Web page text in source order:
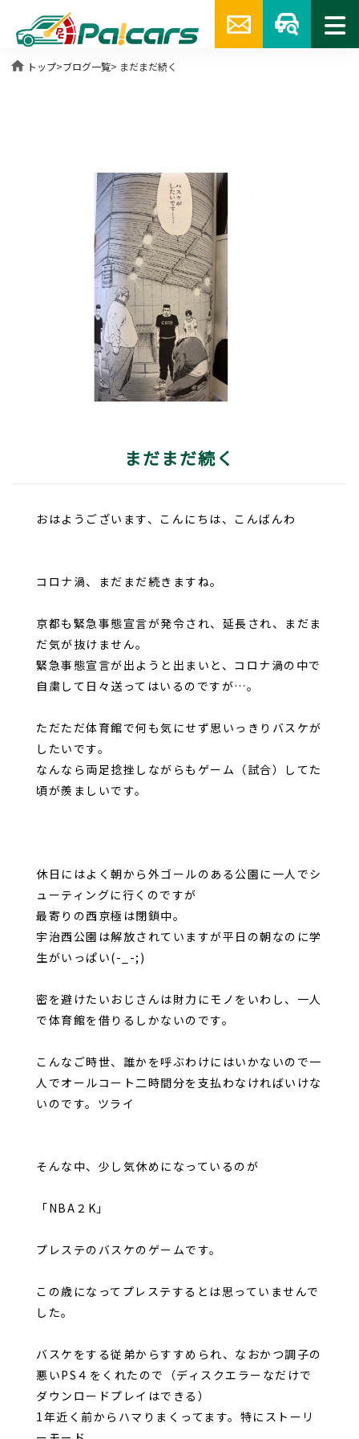
home トップ>ブログ一覧> まだまだ続く
まだまだ続く
おはようございます、こんにちは、こんばんわ
コロナ渦、まだまだ続きますね。
京都も緊急事態宣言が発令され、延長され、まだま
だ気が抜けません。
緊急事態宣言が出ようと出まいと、コロナ渦の中で
自粛して日々送ってはいるのですが…。
ただただ体育館で何も気にせず思いっきりバスケが
したいです。
なんなら両足捻挫しながらもゲーム（試合）してた
頃が羨ましいです。
休日にはよく朝から外ゴールのある公園に一人でシ
ューティングに行くのですが
最寄りの西京極は閉鎖中。
宇治西公園は解放されていますが平日の朝なのに学
生がいっぱい(-_-;)
密を避けたいおじさんは財力にモノをいわし、一人
で体育館を借りるしかないのです。
こんなご時世、誰かを呼ぶわけにはいかないので一
人でオールコート二時間分を支払わなければいけな
いのです。ツライ
そんな中、少し気休めになっているのが
「NBA２K」
プレステのバスケのゲームです。
この歳になってプレステするとは思っていませんで
した。
バスケをする従弟からすすめられ、なおかつ調子の
悪いPS４をくれたので（ディスクエラーなだけで
ダウンロードプレイはできる）
1年近く前からハマりまくってます。特にストーリ